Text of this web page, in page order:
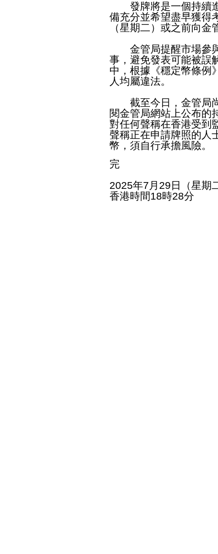
發牌將是一個持續進
備充分並希望盡早獲得
（星期二）或之前向金
金管局提醒市場參與
事，避免發表可能被誤
中，根據《穩定幣條例
人均屬違法。
截至今日，金管局尚
閱金管局網站上公布的
對任何聲稱在香港受到
聲稱正在申請牌照的人
幣，須自行承擔風險。
完
2025年7月29日（星期
香港時間18時28分